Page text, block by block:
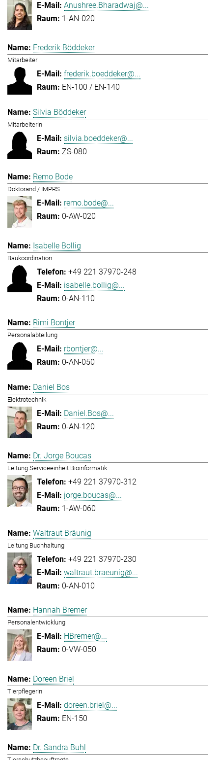
Anushree.Bharadwaj@...
1-AN-020
Frederik Böddeker
Mitarbeiter
frederik.boeddeker@...
EN-100 / EN-140
Silvia Böddeker
Mitarbeiterin
silvia.boeddeker@...
ZS-080
Remo Bode
Doktorand / IMPRS
remo.bode@...
0-AW-020
Isabelle Bollig
Baukoordination
+49 221 37970-248
isabelle.bollig@...
0-AN-110
Rimi Bontjer
Personalabteilung
rbontjer@...
0-AN-050
Daniel Bos
Elektrotechnik
Daniel.Bos@...
0-AN-120
Dr. Jorge Boucas
Leitung Serviceeinheit Bioinformatik
+49 221 37970-312
jorge.boucas@...
1-AW-060
Waltraut Bräunig
Leitung Buchhaltung
+49 221 37970-230
waltraut.braeunig@...
0-AN-010
Hannah Bremer
Personalentwicklung
HBremer@...
0-VW-050
Doreen Briel
Tierpflegerin
doreen.briel@...
EN-150
Dr. Sandra Buhl